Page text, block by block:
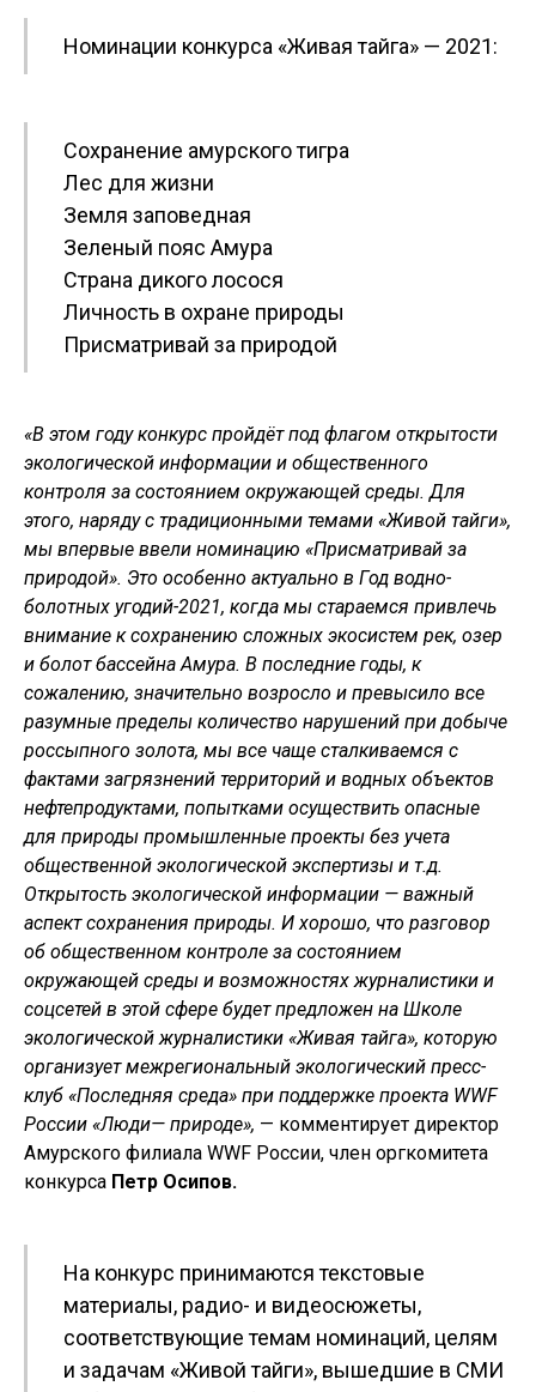
Номинации конкурса «Живая тайга» — 2021:
Сохранение амурского тигра
Лес для жизни
Земля заповедная
Зеленый пояс Амура
Страна дикого лосося
Личность в охране природы
Присматривай за природой
«В этом году конкурс пройдёт под флагом открытости
экологической информации и общественного
контроля за состоянием окружающей среды. Для
этого, наряду с традиционными темами «Живой тайги»,
мы впервые ввели номинацию «Присматривай за
природой». Это особенно актуально в Год водно-
болотных угодий-2021, когда мы стараемся привлечь
внимание к сохранению сложных экосистем рек, озер
и болот бассейна Амура. В последние годы, к
сожалению, значительно возросло и превысило все
разумные пределы количество нарушений при добыче
россыпного золота, мы все чаще сталкиваемся с
фактами загрязнений территорий и водных объектов
нефтепродуктами, попытками осуществить опасные
для природы промышленные проекты без учета
общественной экологической экспертизы и т.д.
Открытость экологической информации — важный
аспект сохранения природы. И хорошо, что разговор
об общественном контроле за состоянием
окружающей среды и возможностях журналистики и
соцсетей в этой сфере будет предложен на Школе
экологической журналистики «Живая тайга», которую
организуетмежрегиональный экологический пресс-
клуб «Последняя среда» при поддержке проекта WWF
России «Люди— природе», — комментирует директор
Амурского филиала WWF России, член оргкомитета
конкурса Петр Осипов.
На конкурс принимаются текстовые
материалы, радио- и видеосюжеты,
соответствующие темам номинаций, целям
и задачам «Живой тайги», вышедшие в СМИ